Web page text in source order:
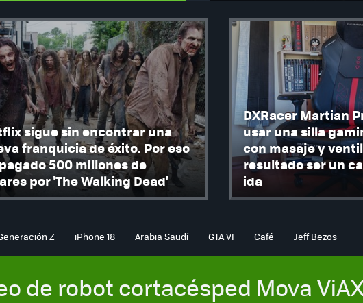
sigue sin encontrar una
franquicia de éxito. Por eso
500 millones de
por 'The Walking Dead'
DXRacer Martian
usar una silla
con masaje y
resultado ser un
ida
Z iPhone 18 Arabia Saudí GTA VI Café Jeff Bezos
de robot cortacésped Mova